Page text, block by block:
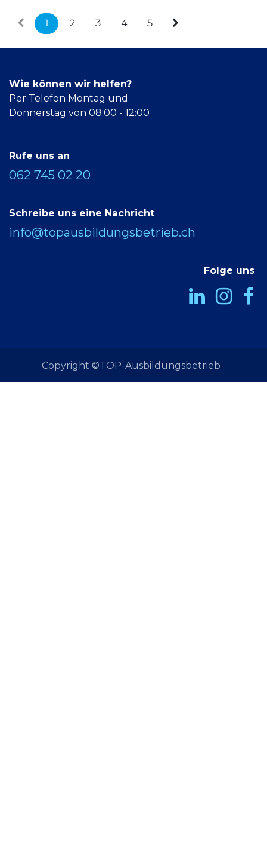
1 2 3 4 5
Wie können wir helfen?
Per Telefon Montag und
Donnerstag von 08:00 - 12:00
Rufe uns an
062 745 02 20
Schreibe uns eine Nachricht
info@topausbildungsbetrieb.ch
Folge uns
Copyright ©TOP-Ausbildungsbetrieb